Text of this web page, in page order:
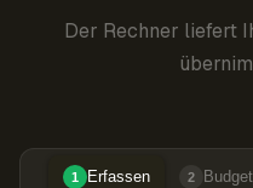
Der Rechner liefert
1 Erfassen 2 Budget